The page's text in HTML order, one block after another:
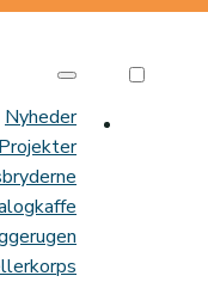
Nyheder
Projekter